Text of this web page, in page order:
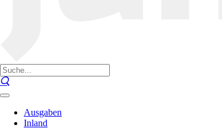
Ausgaben
Inland